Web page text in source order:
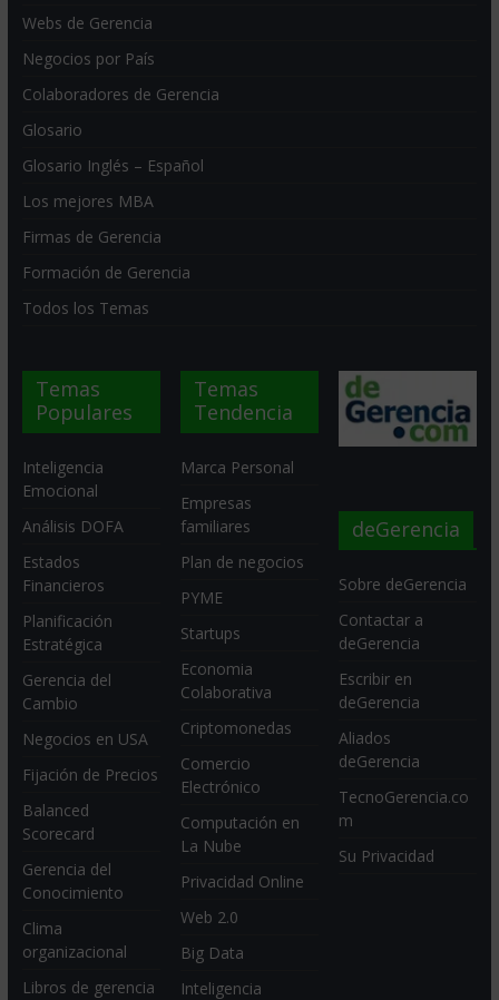
Webs de Gerencia
Negocios por País
Colaboradores de Gerencia
Glosario
Glosario Inglés – Español
Los mejores MBA
Firmas de Gerencia
Formación de Gerencia
Todos los Temas
Temas
Populares
Inteligencia
Emocional
Análisis DOFA
Estados
Financieros
Planificación
Estratégica
Gerencia del
Cambio
Negocios en USA
Fijación de Precios
Balanced
Scorecard
Gerencia del
Conocimiento
Clima
organizacional
Libros de gerencia
Temas
Tendencia
Marca Personal
Empresas
familiares
Plan de negocios
PYME
Startups
Economia
Colaborativa
Criptomonedas
Comercio
Electrónico
Computación en
La Nube
Privacidad Online
Web 2.0
Big Data
Inteligencia
deGerencia
Sobre deGerencia
Contactar a
deGerencia
Escribir en
deGerencia
Aliados
deGerencia
TecnoGerencia.co
m
Su Privacidad